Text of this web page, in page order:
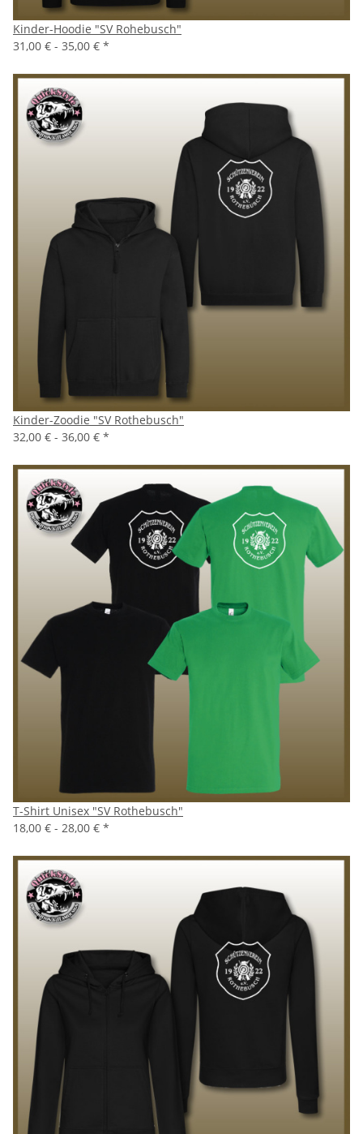
Kinder-Hoodie "SV Rohebusch"
31,00 € - 35,00 € *
Kinder-Zoodie "SV Rothebusch"
32,00 € - 36,00 € *
T-Shirt Unisex "SV Rothebusch"
18,00 € - 28,00 € *